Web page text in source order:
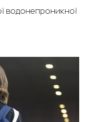
водонепроникної